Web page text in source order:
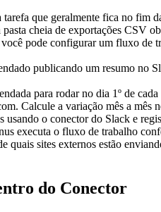
que geralmente fica no fim
cheia de exportações CSV
pode configurar um fluxo de
para rodar no dia 1º de
Calcule a variação mês a mês
usando o conector do Slack e
executa o fluxo de trabalho
quais sites externos estão
do Conector